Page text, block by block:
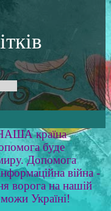
НАША країна
буде
Допомога
війна -
ворога на нашій
Україні!